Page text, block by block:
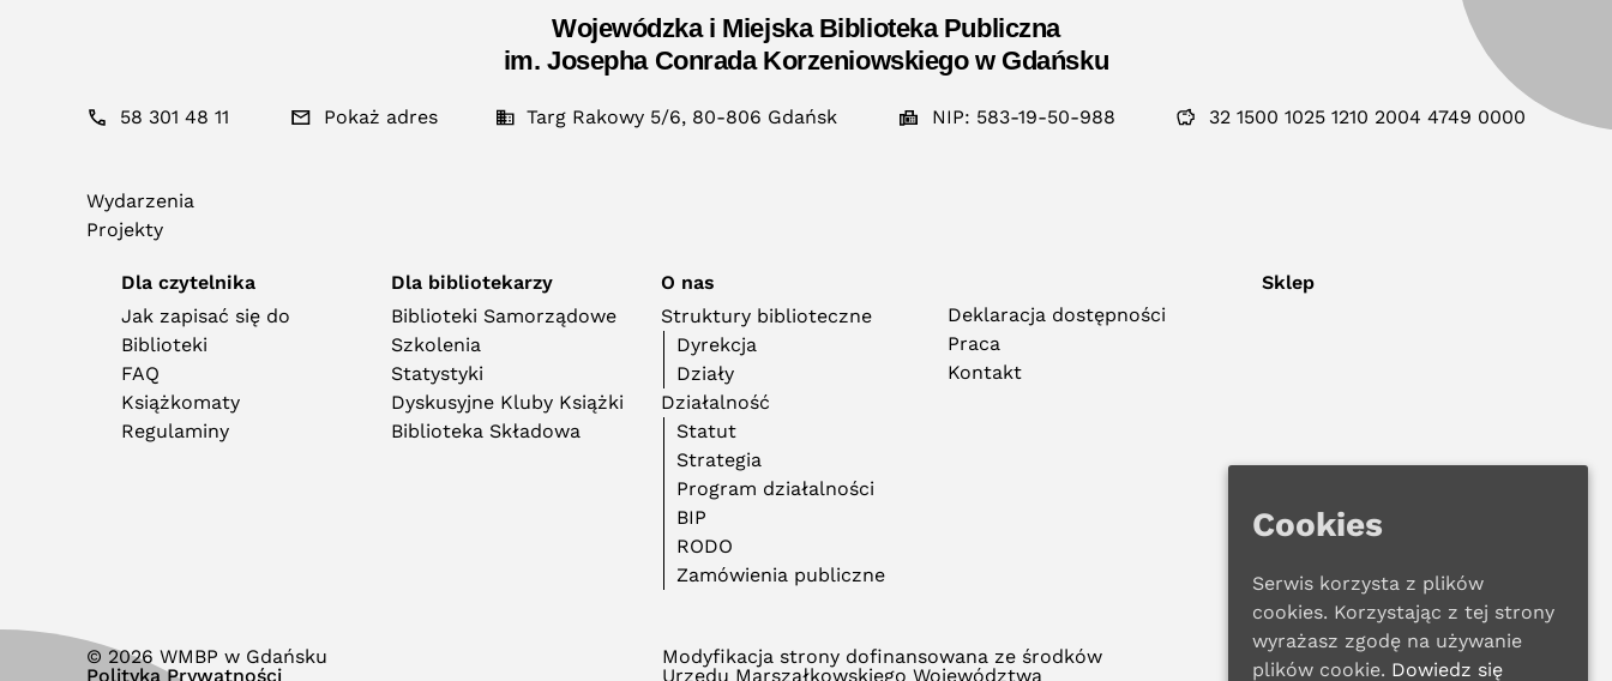
Wojewódzka i Miejska Biblioteka Publiczna
im. Josepha Conrada Korzeniowskiego w Gdańsku
58 301 48 11 Pokaż adres Targ Rakowy 5/6, 80-806 Gdańsk NIP: 583-19-50-988 32 1500 1025 1210 2004 4749 0000
Wydarzenia
Projekty
Dla czytelnika
Jak zapisać się do
Biblioteki
FAQ
Książkomaty
Regulaminy
Dla bibliotekarzy
Biblioteki Samorządowe
Szkolenia
Statystyki
Dyskusyjne Kluby Książki
Biblioteka Składowa
O nas
Struktury biblioteczne
Dyrekcja
Działy
Działalność
Statut
Strategia
Program działalności
BIP
RODO
Zamówienia publiczne
Deklaracja dostępności
Praca
Kontakt
Sklep
© 2026 WMBP w Gdańsku
Polityka Prywatności
Modyfikacja strony dofinansowana ze środków
Urzędu Marszałkowskiego Województwa
Cookies
Serwis korzysta z plików
cookies. Korzystając z tej strony
wyrażasz zgodę na używanie
plików cookie. Dowiedz się